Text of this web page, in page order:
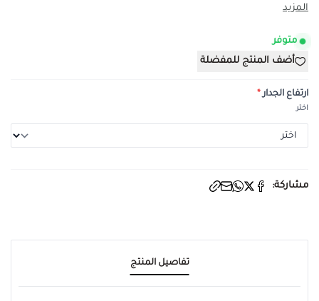
المزيد
متوفر
أضف المنتج للمفضلة
ارتفاع الجدار*
اختر
مشاركة:
تفاصيل المنتج